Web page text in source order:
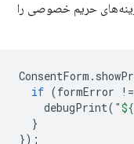
حریم خصوصی را
ConsentForm.
if (formError
debugPrint(